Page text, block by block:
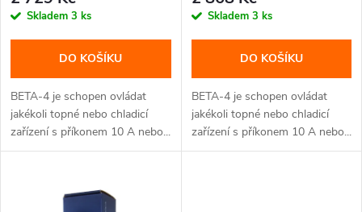
d
u
k
o
u
k
Skladem 3 ks
DO KOŠÍKU
BETA-4 je schopen ovládat
jakékoli topné nebo chladicí
zařízení s příkonem 10 A nebo...
Skladem 3 ks
DO KOŠÍKU
BETA-4 je schopen ovládat
jakékoli topné nebo chladicí
zařízení s příkonem 10 A nebo...